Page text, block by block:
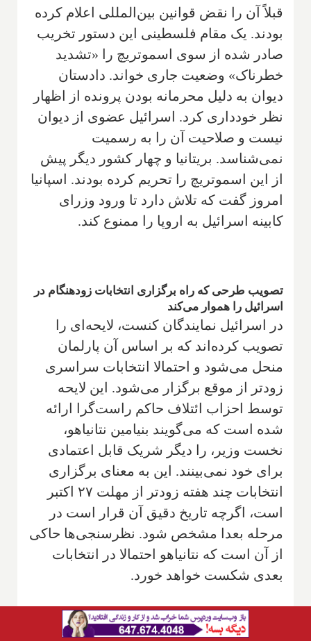
قبلاً آن را نقض قوانین بین‌المللی اعلام کرده
بودند. یک مقام فلسطینی این دستور تخریب
صادر شده از سوی اسموتریچ را «تشدید
خطرناک» وضعیت جاری خواند. دادستان
دیوان به دلیل محرمانه بودن پرونده از اظهار
نظر خودداری کرد. اسرائیل عضوی از دیوان
نیست و صلاحیت آن را به رسمیت
نمی‌شناسد. بریتانیا و چهار کشور دیگر پیش
از این اسموتریچ را تحریم کرده بودند. اسپانیا
امروز گفت که تلاش دارد تا ورود وزرای
کابینه اسرائیل به اروپا را ممنوع کند.
تصویب طرحی که راه برگزاری انتخابات زودهنگام در
اسرائیل را هموار می‌کند
در اسرائیل نمایندگان کنست، لایحه‌ای را
تصویب کرده‌اند که بر اساس آن پارلمان
منحل می‌شود و احتمالا انتخابات سراسری
زودتر از موقع برگزار می‌شود. این لایحه
توسط احزاب ائتلاف حاکم راست‌گرا ارائه
شده است که می‌گویند بنیامین نتانیاهو،
نخست وزیر، را دیگر شریک قابل اعتمادی
برای خود نمی‌بینند. این به معنای برگزاری
انتخابات چند هفته زودتر از مهلت ۲۷ اکتبر
است، اگرچه تاریخ دقیق آن قرار است در
مرحله بعدا مشخص شود. نظرسنجی‌ها حاکی
از آن است که نتانیاهو احتمالا در انتخابات
بعدی شکست خواهد خورد.